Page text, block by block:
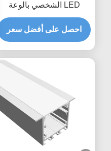
LED الشخصي بالوعة
الحرارة الإسكان لضوء
السقف
احصل على أفضل سعر